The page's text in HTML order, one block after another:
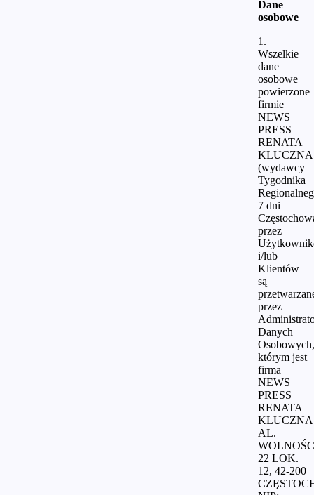
Dane
osobowe
1.
Wszelkie
dane
osobowe
powierzone
firmie
NEWS
PRESS
RENATA
KLUCZNA
(wydawcy
Tygodnika
7 dni
przez
i/lub
Klientów
są
przez
Danych
Osobowych,
którym jest
firma
NEWS
PRESS
RENATA
AL.
22 LOK.
12, 42-200